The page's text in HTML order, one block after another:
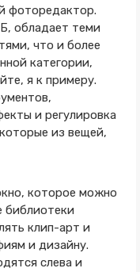
фоторедактор.
обладает теми
что и более
категории,
я к примеру.
и регулировка
из вещей,
которое можно
библиотеки
клип-арт и
и дизайну.
слева и